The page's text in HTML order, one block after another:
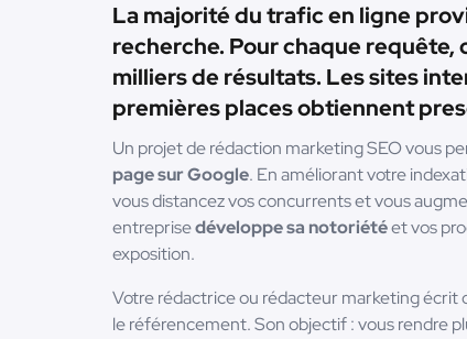
La majorité du trafic en ligne
recherche. Pour chaque
milliers de résultats. Les sites
premières places obtiennent
Un projet de rédaction marketing SEO vous
page sur Google. En améliorant votre
vous distancez vos concurrents et vous
entreprisedéveloppe sa notoriétéet vos
exposition.
Votre rédactrice ou rédacteur marketing écrit
le référencement. Son objectif : vous rendre